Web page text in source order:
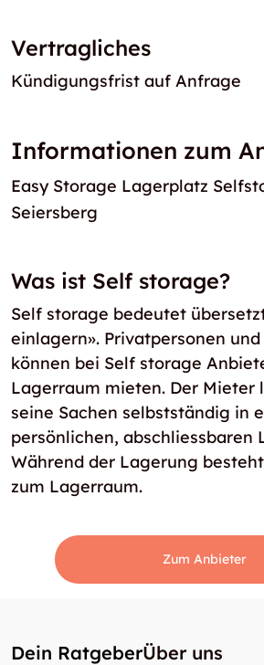
Vertragliches
Kündigungsfrist auf Anfrage
Informationen zum
Easy Storage Lagerplatz
Seiersberg
Was ist Self storage?
Self storage bedeutet
einlagern». Privatpersonen
können bei Self storage
Lagerraum mieten. Der Mieter
seine Sachen selbstständig in
persönlichen, abschliessbaren
Während der Lagerung
zum Lagerraum.
Zum Anbieter
Dein RatgeberÜber uns